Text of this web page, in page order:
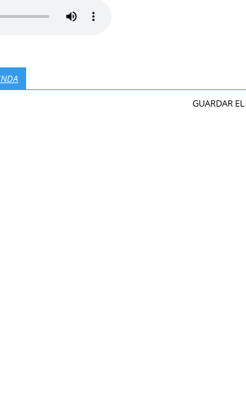
GUARDAR EL
DE ENTRADAS